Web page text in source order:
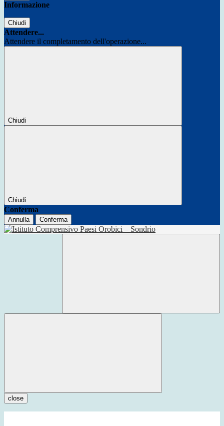
Informazione
Chiudi
Attendere...
Attendere il completamento dell'operazione...
Chiudi
Chiudi
Conferma
Annulla Conferma
close